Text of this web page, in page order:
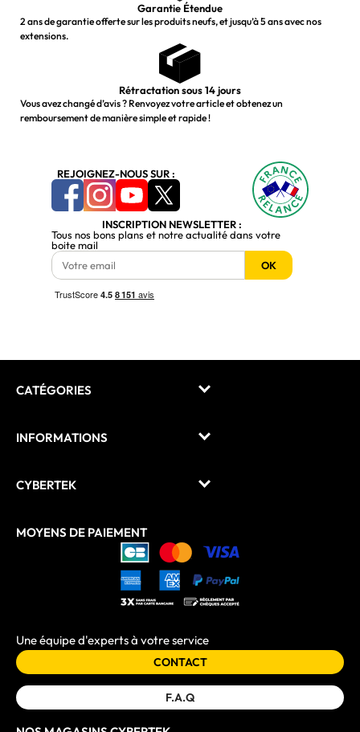
Garantie Étendue
2 ans de garantie offerte sur les produits neufs, et jusqu’à 5 ans avec nos
extensions.
Rétractation sous 14 jours
Vous avez changé d’avis ? Renvoyez votre article et obtenez un
remboursement de manière simple et rapide !
REJOIGNEZ-NOUS SUR :
INSCRIPTION NEWSLETTER :
Tous nos bons plans et notre actualité dans votre
boite mail
OK
CATÉGORIES
INFORMATIONS
CYBERTEK
MOYENS DE PAIEMENT
Une équipe d'experts à votre service
CONTACT
F.A.Q